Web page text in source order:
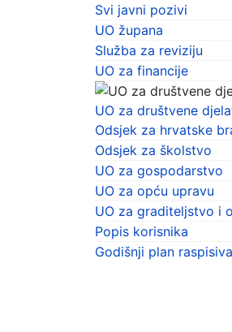
Svi javni pozivi
UO župana
Služba za reviziju
UO za financije
UO za društvene
Odsjek za hrvatske
Odsjek za školstvo
UO za gospodarstvo
UO za opću upravu
UO za graditeljstvo i
Popis korisnika
Godišnji plan